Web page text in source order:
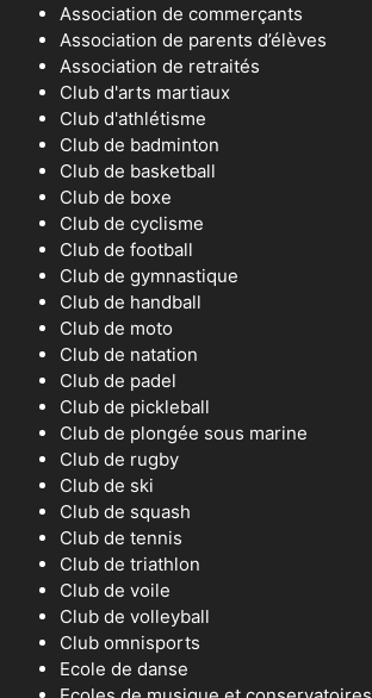
Association de commerçants
Association de parents d’élèves
Association de retraités
Club d'arts martiaux
Club d'athlétisme
Club de badminton
Club de basketball
Club de boxe
Club de cyclisme
Club de football
Club de gymnastique
Club de handball
Club de moto
Club de natation
Club de padel
Club de pickleball
Club de plongée sous marine
Club de rugby
Club de ski
Club de squash
Club de tennis
Club de triathlon
Club de voile
Club de volleyball
Club omnisports
Ecole de danse